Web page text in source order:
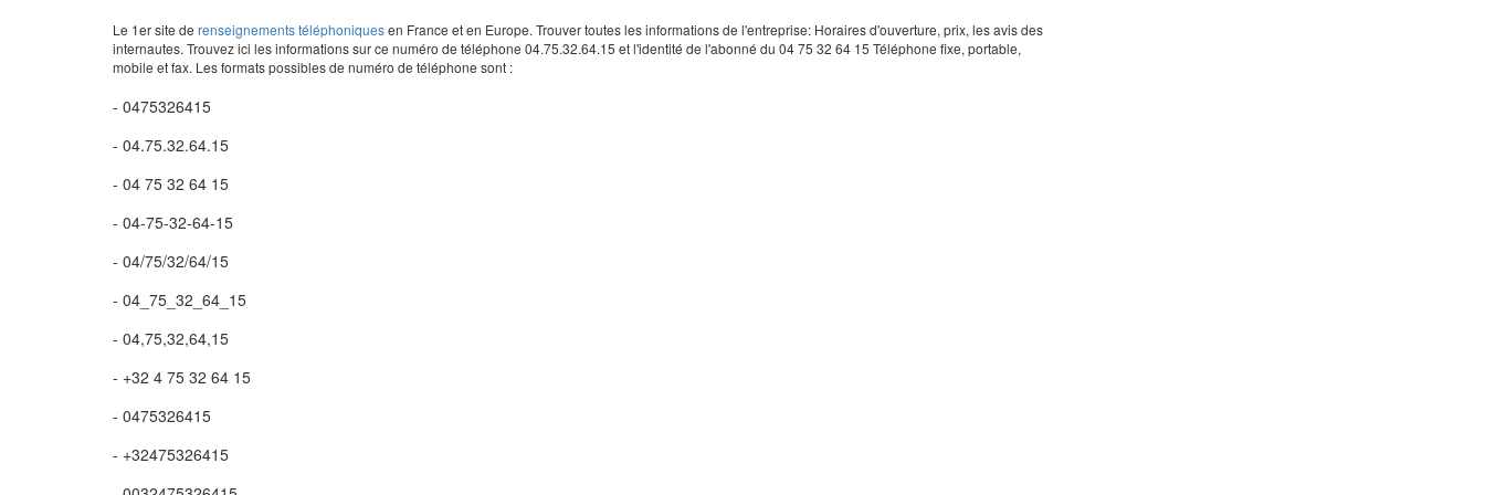
Le 1er site de renseignements téléphoniquesen France et en Europe. Trouver toutes les informations de l'entreprise: Horaires d'ouverture, prix, les avis des
internautes. Trouvez ici les informations sur ce numéro de téléphone 04.75.32.64.15 et l'identité de l'abonné du 04 75 32 64 15 Téléphone fixe, portable,
mobile et fax. Les formats possibles de numéro de téléphone sont :
- 0475326415
- 04.75.32.64.15
- 04 75 32 64 15
- 04-75-32-64-15
- 04/75/32/64/15
- 04_75_32_64_15
- 04,75,32,64,15
- +32 4 75 32 64 15
- 0475326415
- +32475326415